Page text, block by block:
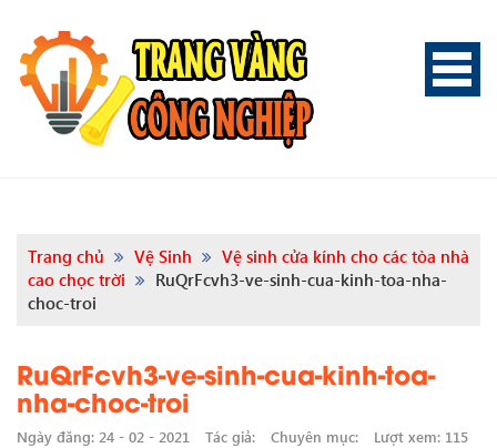
Trang chủ Vệ Sinh
Vệ sinh cửa kính cho các tòa nhà
cao chọc trời
RuQrFcvh3-ve-sinh-cua-kinh-toa-nha-
choc-troi
RuQrFcvh3-ve-sinh-cua-kinh-toa-
nha-choc-troi
Ngày đăng: 24 - 02 - 2021 Tác giả: Chuyên mục:
Lượt xem: 115